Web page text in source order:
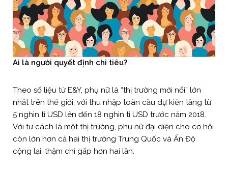
Ai là người quyết định chi tiêu?
Theo số liệu từ E&Y, phụ nữ là “thị trường mới nổi” lớn
nhất trên thế giới, với thu nhập toàn cầu dự kiến tăng từ
5 nghìn tỉ USD lên đến 18 nghìn tỉ USD trước năm 2018.
Với tư cách là một thị trường, phụ nữ đại diện cho cơ hội
còn lớn hơn cả hai thị trường Trung Quốc và Ấn Độ
cộng lại, thậm chí gấp hơn hai lần.